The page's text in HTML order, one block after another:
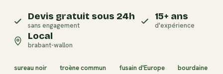
Devis gratuit sous 24h
sans engagement
15+ ans
d'expérience
Local
brabant-wallon
sureau noir troène commun fusain d'Europe bourdaine